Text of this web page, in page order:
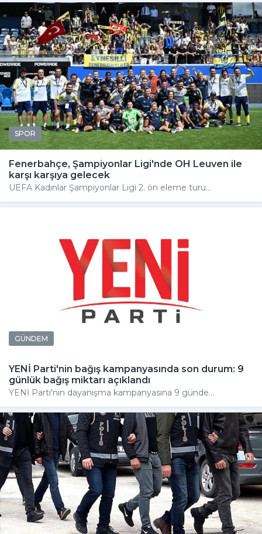
SPOR
Fenerbahçe, Şampiyonlar Ligi'nde OH Leuven ile
karşı karşıya gelecek
UEFA Kadınlar Şampiyonlar Ligi 2. ön eleme turu...
GÜNDEM
YENİ Parti'nin bağış kampanyasında son durum: 9
günlük bağış miktarı açıklandı
YENİ Parti'nin dayanışma kampanyasına 9 günde...